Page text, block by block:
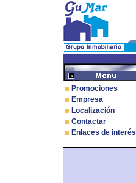
Promociones
Empresa
Localización
Contactar
Enlaces de interés